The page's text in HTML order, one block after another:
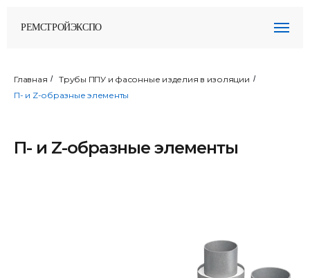
РЕМСТРОЙЭКСПО
Главная / Трубы ППУ и фасонные изделия в изоляции /
П- и Z-образные элементы
П- и Z-образные элементы